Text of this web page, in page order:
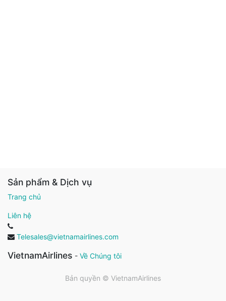
Sản phẩm & Dịch vụ
Trang chủ
Liên hệ
Telesales@vietnamairlines.com
VietnamAirlines - Về Chúng tôi
Bản quyền © VietnamAirlines